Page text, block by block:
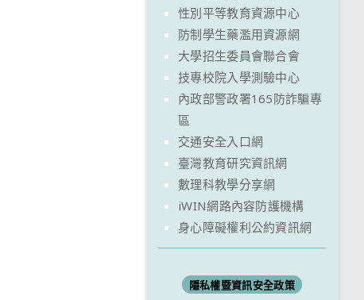
性別平等教育資源中心
防制學生藥濫用資源網
大學招生委員會聯合會
技專校院入學測驗中心
內政部警政署165防詐騙專
區
交通安全入口網
臺灣教育研究資訊網
數理科教學分享網
iWIN網路內容防護機構
身心障礙權利公約資訊網
隱私權暨資訊安全政策